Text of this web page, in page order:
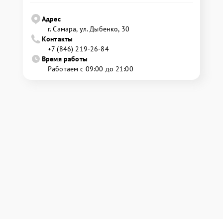
Адрес
г. Самара, ул. Дыбенко, 30
Контакты
+7 (846) 219-26-84
Время работы
Работаем с 09:00 до 21:00